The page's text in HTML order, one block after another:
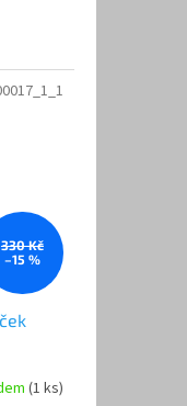
330 Kč
–15 %
(1 ks)